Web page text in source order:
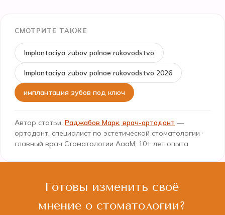
СМОТРИТЕ ТАКЖЕ
Implantaciya zubov polnoe rukovodstvo
Implantaciya zubov polnoe rukovodstvo 2026
имплантация зубов под ключ
Автор статьи: Раджабов Марк, врач-ортодонт —
ортодонт, специалист по эстетической стоматологии ·
главный врач Стоматологии АааМ, 10+ лет опыта
Готовы изменить своё
мнение о стоматологии?